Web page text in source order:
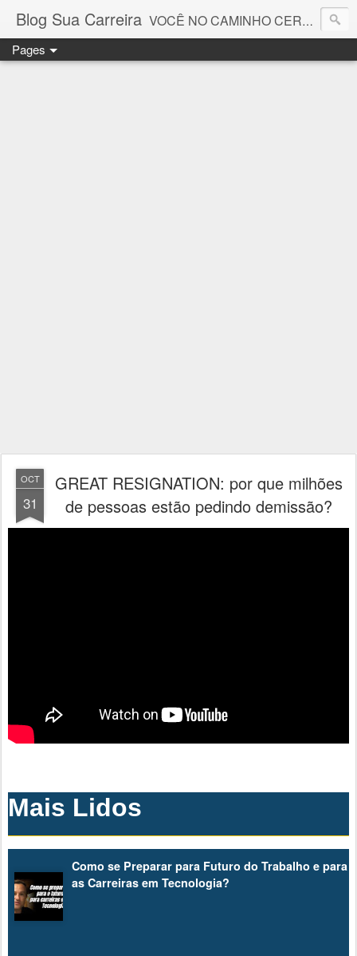
Blog Sua Carreira VOCÊ NO CAMINHO CERTO! 🤓💻🚀
Pages
OCT
31
GREAT RESIGNATION: por que milhões
de pessoas estão pedindo demissão?
Mais Lidos
Como se Preparar para Futuro do Trabalho e para
as Carreiras em Tecnologia?